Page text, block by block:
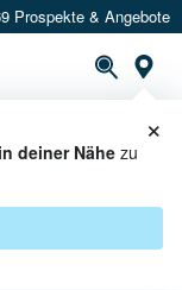
Prospekte & Angebote
deiner Nähezu
×